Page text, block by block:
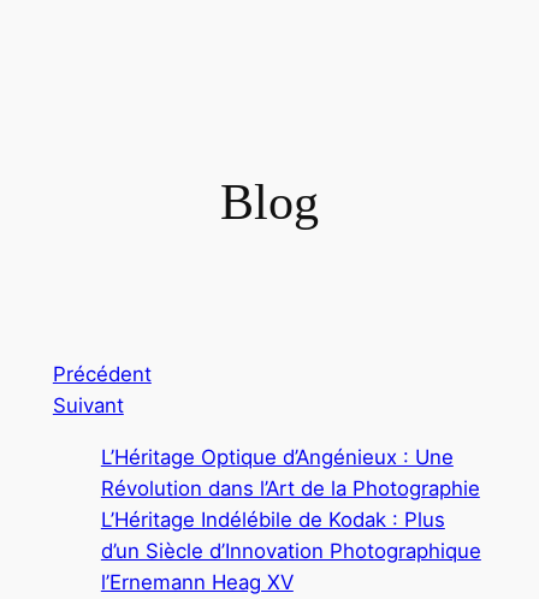
Blog
Précédent
Suivant
L’Héritage Optique d’Angénieux : Une
Révolution dans l’Art de la Photographie
L’Héritage Indélébile de Kodak : Plus
d’un Siècle d’Innovation Photographique
l’Ernemann Heag XV